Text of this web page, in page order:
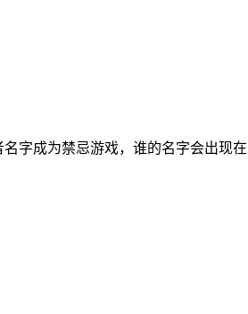
字成为禁忌游戏，谁的名字会出现在